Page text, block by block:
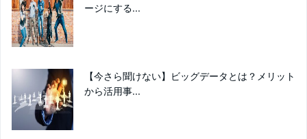
ージにする...
【今さら聞けない】ビッグデータとは？メリット
から活用事...